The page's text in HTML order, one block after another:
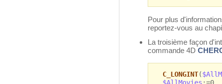
Pour plus
reportez-vous au
La troisième façon
commande 4D
C_LONGINT(